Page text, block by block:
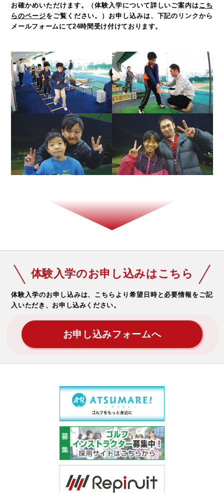
お確かめいただけます。
（体験入学について詳しいご案内はこち
らのページをご覧ください。） お申し込みは、下記のリンクから
メールフォームにて24時間受け付けております。
体験入学のお申し込みはこちら
体験入学のお申し込みは、こちらより希望日時と必要情報をご記
入いただき、お申し込みください。
お申し込みフォームへ